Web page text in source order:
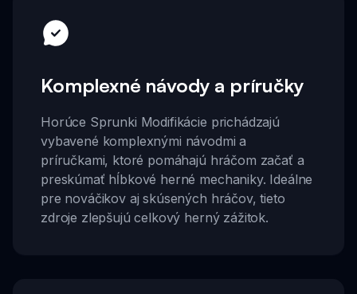
Komplexné návody a príručky
Horúce Sprunki Modifikácie prichádzajú
vybavené komplexnými návodmi a
príručkami, ktoré pomáhajú hráčom začať a
preskúmať hĺbkové herné mechaniky. Ideálne
pre nováčikov aj skúsených hráčov, tieto
zdroje zlepšujú celkový herný zážitok.